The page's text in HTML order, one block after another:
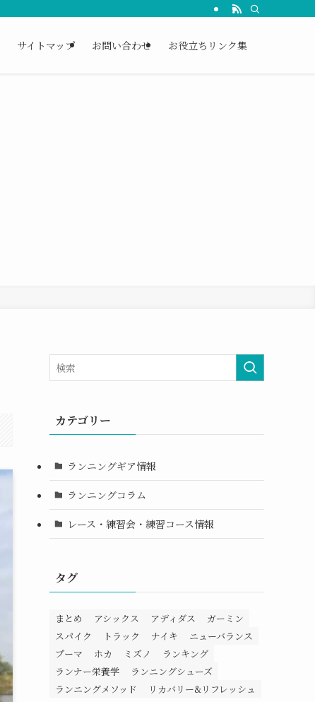
サイトマップ お問い合わせ お役立ちリンク集
カテゴリー
ランニングギア情報
ランニングコラム
レース・練習会・練習コース情報
タグ
まとめ アシックス アディダス
ガーミン
スパイク
トラック ナイキ
ニューバランス
プーマ
ホカ ミズノ
ランキング
ランナー栄養学
ランニングシューズ
ランニングメソッド
リカバリー&リフレッシュ